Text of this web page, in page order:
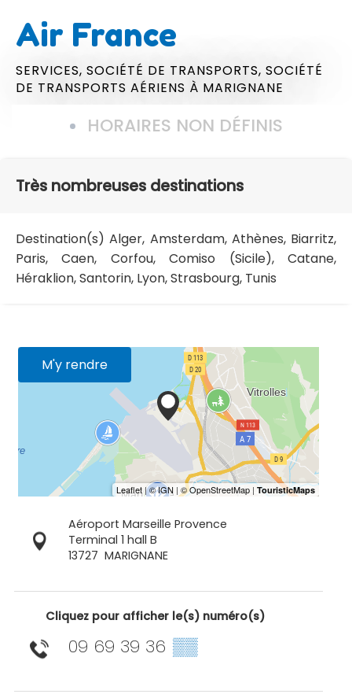
Air France
SERVICES, SOCIÉTÉ DE TRANSPORTS, SOCIÉTÉ
DE TRANSPORTS AÉRIENS À MARIGNANE
HORAIRES NON DÉFINIS
Très nombreuses destinations
Destination(s) Alger, Amsterdam, Athènes, Biarritz,
Paris, Caen, Corfou, Comiso (Sicile), Catane,
Héraklion, Santorin, Lyon, Strasbourg, Tunis
M'y rendre
Aéroport Marseille Provence
Terminal 1 hall B
13727 MARIGNANE
Cliquez pour afficher le(s) numéro(s)
09 69 39 36 ▒▒